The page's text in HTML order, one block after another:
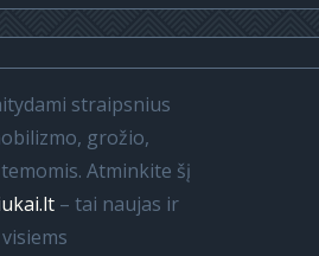
straipsnius
grožio,
Atminkite šį
– tai naujas ir